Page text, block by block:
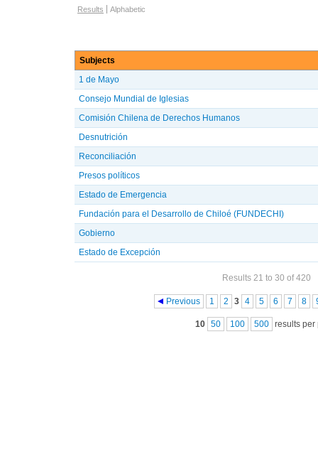
Browse options
Results Alphabetic
Subjects
1 de Mayo
Consejo Mundial de Iglesias
Comisión Chilena de Derechos Humanos
Desnutrición
Reconciliación
Presos políticos
Estado de Emergencia
Fundación para el Desarrollo de Chiloé (FUNDECHI)
Gobierno
Estado de Excepción
Results 21 to 30 of 420
Previous 1 2 3 4 5 6 7 8
10 50 100 500 results per